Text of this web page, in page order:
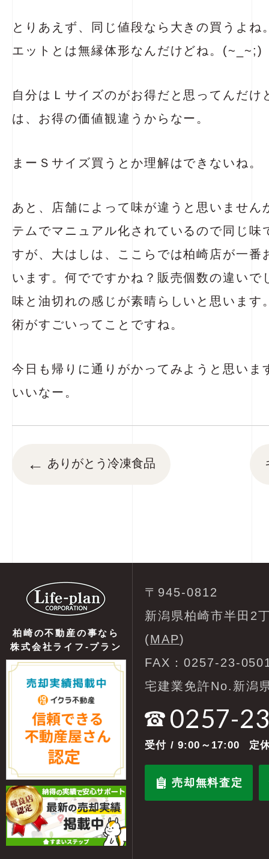
とりあえず、同じ値段なら大きの買うよね
エットとは無縁体形なんだけどね。(~_~;)
自分はＬサイズのがお得だと思ってんだけ
は、お得の価値観違うからなー。
まーＳサイズ買うとか理解はできないね。
あと、店舗によって味が違うと思いませ
テムでマニュアル化されているので同じ味
すが、大はしは、ここらでは柏崎店が一番
います。何でですかね？販売個数の違い
味と油切れの感じが素晴らしいと思います
術がすごいってことですね。
今日も帰りに通りがかってみようと思い
いいなー。
← ありがとう冷凍食品
柏崎の不動産の事なら
株式会社ライフ-プラン
〒945-0812
新潟県柏崎市半田2
(MAP)
FAX：0257-23-
宅建業免許No.新潟
0257-
受付 / 9:00～17:00 定
売却無料査定